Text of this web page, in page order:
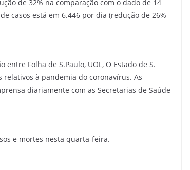
de 32% na comparação com o dado de 14
casos está em 6.446 por dia (redução de 26%
Folha de S.Paulo, UOL, O Estado de S.
relativos à pandemia do coronavírus. As
diariamente com as Secretarias de Saúde
e mortes nesta quarta-feira.